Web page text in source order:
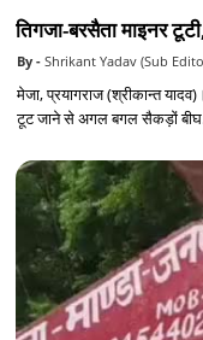
तिगजा-बरसैता माइनर
Shrikant Yadav (Sub
मेजा, प्रयागराज (श्रीकान्त
टूट जाने से अगल बगल सैकड़ों